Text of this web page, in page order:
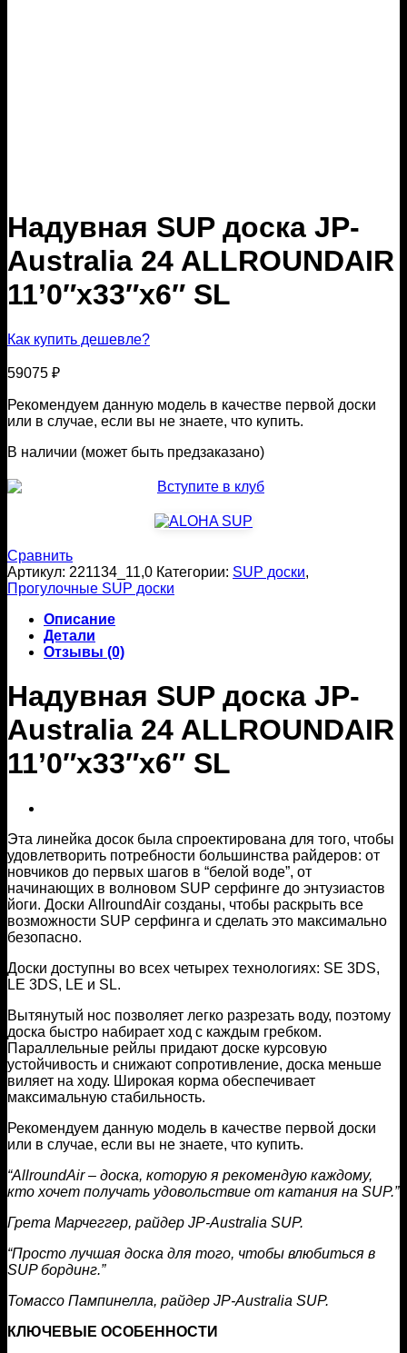
Надувная SUP доска JP-
Australia 24 ALLROUNDAIR
11’0″x33″x6″ SL
Как купить дешевле?
59075 ₽
Рекомендуем данную модель в качестве первой доски
или в случае, если вы не знаете, что купить.
В наличии (может быть предзаказано)
Сравнить
Артикул: 221134_11,0 Категории: SUP доски,
Прогулочные SUP доски
Описание
Детали
Отзывы (0)
Надувная SUP доска JP-
Australia 24 ALLROUNDAIR
11’0″x33″x6″ SL
Эта линейка досок была спроектирована для того, чтобы
удовлетворить потребности большинства райдеров: от
новчиков до первых шагов в “белой воде”, от
начинающих в волновом SUP серфинге до энтузиастов
йоги. Доски AllroundAir созданы, чтобы раскрыть все
возможности SUP серфинга и сделать это максимально
безопасно.
Доски доступны во всех четырех технологиях: SE 3DS,
LE 3DS, LE и SL.
Вытянутый нос позволяет легко разрезать воду, поэтому
доска быстро набирает ход с каждым гребком.
Параллельные рейлы придают доске курсовую
устойчивость и снижают сопротивление, доска меньше
виляет на ходу. Широкая корма обеспечивает
максимальную стабильность.
Рекомендуем данную модель в качестве первой доски
или в случае, если вы не знаете, что купить.
“AllroundAir – доска, которую я рекомендую каждому,
кто хочет получать удовольствие от катания на SUP.”
Грета Марчеггер, райдер JP-Australia SUP.
“Просто лучшая доска для того, чтобы влюбиться в
SUP бординг.”
Томассо Пампинелла, райдер JP-Australia SUP.
КЛЮЧЕВЫЕ ОСОБЕННОСТИ